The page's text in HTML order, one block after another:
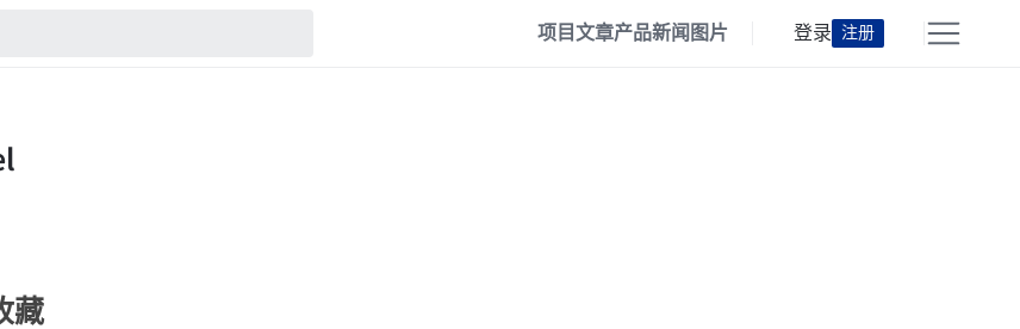
项目文章产品新闻 图片 登录 注册
藏